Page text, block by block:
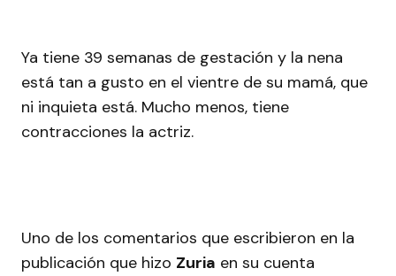
Ya tiene 39 semanas de gestación y la nena
está tan a gusto en el vientre de su mamá, que
ni inquieta está. Mucho menos, tiene
contracciones la actriz.
Uno de los comentarios que escribieron en la
publicación que hizo Zuria en su cuenta